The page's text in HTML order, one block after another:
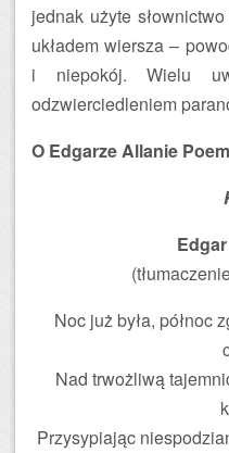
jednak użyte
układem wiersza –
i niepokój. Wielu
odzwierciedleniem
O Edgarze Allanie
Noc już była, północ
Nad trwożliwą
Przysypiając